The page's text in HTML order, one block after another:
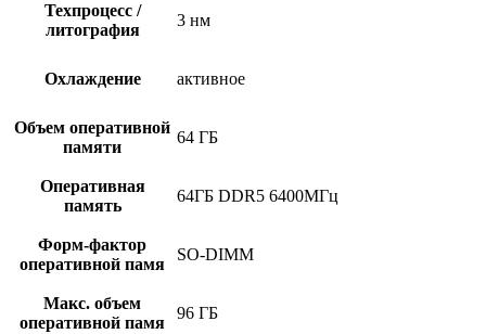
Техпроцесс /
литография
3 нм
Охлаждение активное
Объем оперативной
памяти
64 ГБ
Оперативная
память
64ГБ DDR5 6400МГц
Форм-фактор
оперативной памя
SO-DIMM
Макс. объем
оперативной памя
96 ГБ